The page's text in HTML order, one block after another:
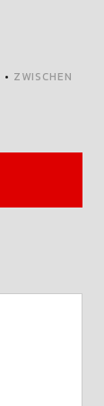
• ZWISCHEN